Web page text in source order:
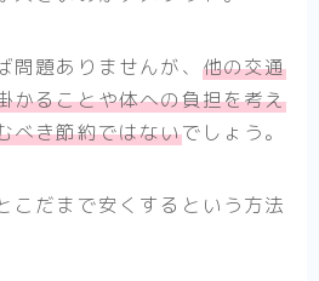
題ありませんが、 他の交通
かることや体への負担を考え
べき節約ではないでしょう。
こだまで安くするという方法